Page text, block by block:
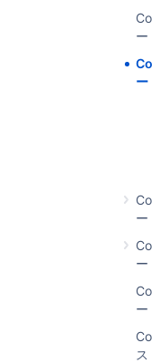
ー
ー
ー
ー
ー
ス
ット